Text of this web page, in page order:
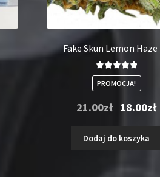
Fake Skun Lemon Haze
Oceniono
5.00na 5
PROMOCJA!
21.00zł
Pierwotna
21.00zł.
18.00zł
Dodaj do koszyka